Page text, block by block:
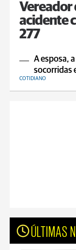
Vereador
acidente
277
A esposa,
socorridas
COTIDIANO
ÚLTIMAS